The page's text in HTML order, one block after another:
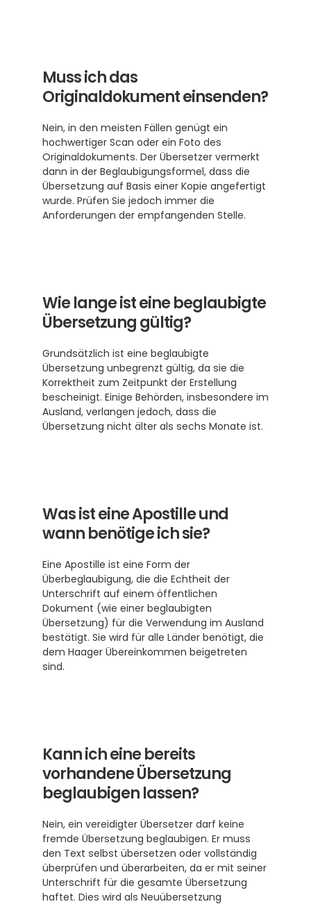
Muss ich das
Originaldokument einsenden?
Nein, in den meisten Fällen genügt ein
hochwertiger Scan oder ein Foto des
Originaldokuments. Der Übersetzer vermerkt
dann in der Beglaubigungsformel, dass die
Übersetzung auf Basis einer Kopie angefertigt
wurde. Prüfen Sie jedoch immer die
Anforderungen der empfangenden Stelle.
Wie lange ist eine beglaubigte
Übersetzung gültig?
Grundsätzlich ist eine beglaubigte
Übersetzung unbegrenzt gültig, da sie die
Korrektheit zum Zeitpunkt der Erstellung
bescheinigt. Einige Behörden, insbesondere im
Ausland, verlangen jedoch, dass die
Übersetzung nicht älter als sechs Monate ist.
Was ist eine Apostille und
wann benötige ich sie?
Eine Apostille ist eine Form der
Überbeglaubigung, die die Echtheit der
Unterschrift auf einem öffentlichen
Dokument (wie einer beglaubigten
Übersetzung) für die Verwendung im Ausland
bestätigt. Sie wird für alle Länder benötigt, die
dem Haager Übereinkommen beigetreten
sind.
Kann ich eine bereits
vorhandene Übersetzung
beglaubigen lassen?
Nein, ein vereidigter Übersetzer darf keine
fremde Übersetzung beglaubigen. Er muss
den Text selbst übersetzen oder vollständig
überprüfen und überarbeiten, da er mit seiner
Unterschrift für die gesamte Übersetzung
haftet. Dies wird als Neuübersetzung